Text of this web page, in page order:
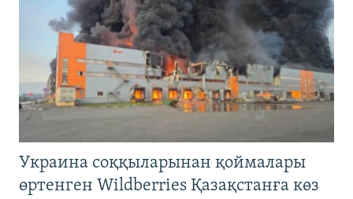
Украина соққыларынан қоймалары
өртенген Wildberries Қазақстанға көз